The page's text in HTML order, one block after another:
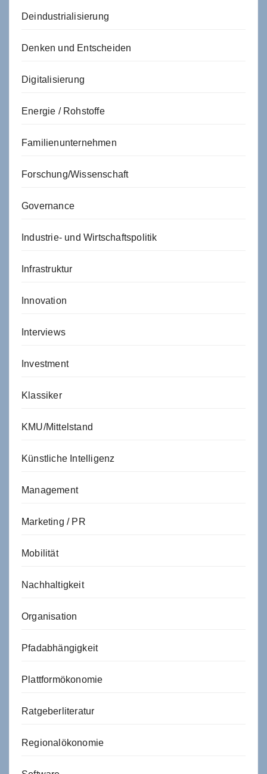
Deindustrialisierung
Denken und Entscheiden
Digitalisierung
Energie / Rohstoffe
Familienunternehmen
Forschung/Wissenschaft
Governance
Industrie- und Wirtschaftspolitik
Infrastruktur
Innovation
Interviews
Investment
Klassiker
KMU/Mittelstand
Künstliche Intelligenz
Management
Marketing / PR
Mobilität
Nachhaltigkeit
Organisation
Pfadabhängigkeit
Plattformökonomie
Ratgeberliteratur
Regionalökonomie